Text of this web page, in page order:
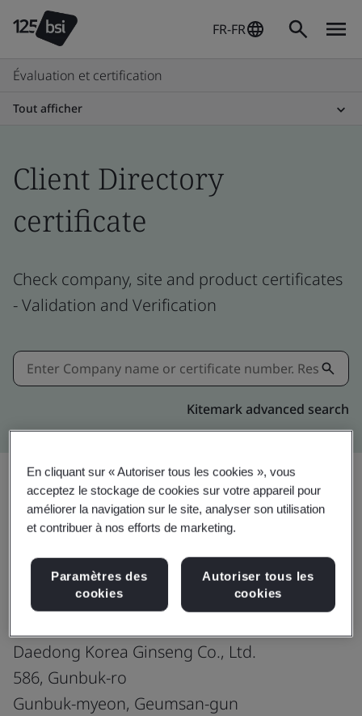
FR-FR
Évaluation et certification
Tout afficher
Client Directory
certificate
Check company, site and product certificates
- Validation and Verification
Kitemark advanced search
Partager:
ISO 14001:2015
Daedong Korea Ginseng Co., Ltd.
586, Gunbuk-ro
Gunbuk-myeon, Geumsan-gun
En cliquant sur « Autoriser tous les cookies », vous
acceptez le stockage de cookies sur votre appareil pour
améliorer la navigation sur le site, analyser son utilisation
et contribuer à nos efforts de marketing.
Paramètres des
cookies
Autoriser tous les
cookies